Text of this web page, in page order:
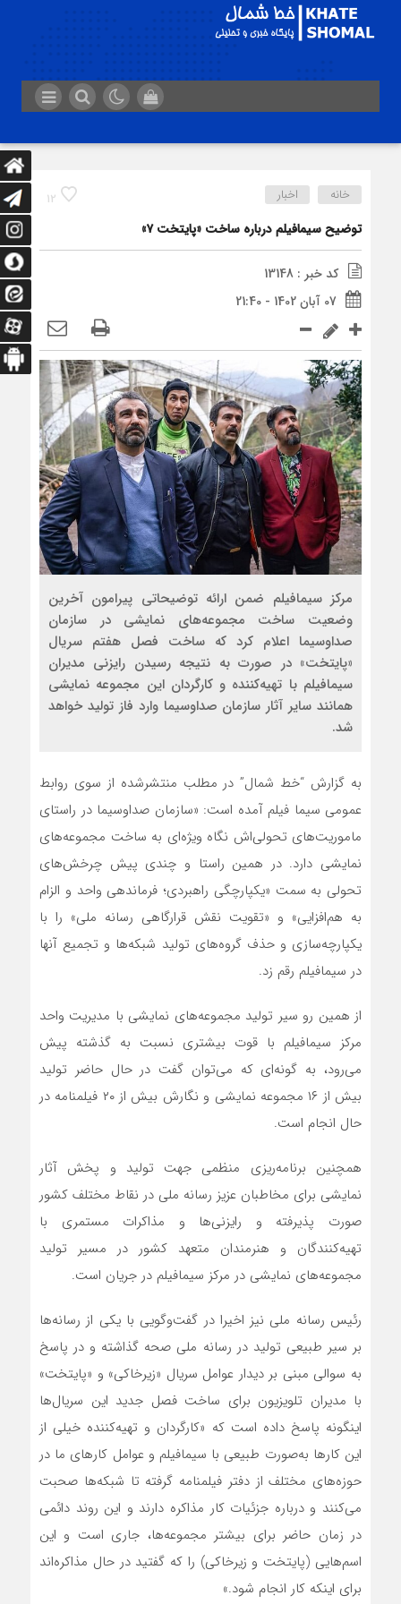
12 خانه اخبار
توضیح سیمافیلم درباره ساخت «پایتخت ٧»
کد خبر : 13148
07 آبان 1402 - 21:40
مرکز سیمافیلم ضمن ارائه توضیحاتی پیرامون آخرین
وضعیت ساخت مجموعه‌های نمایشی در سازمان
صداوسیما اعلام کرد که ساخت فصل هفتم سریال
«پایتخت» در صورت به نتیجه رسیدن رایزنی‌ مدیران
سیمافیلم با تهیه‌کننده و کارگردان این مجموعه نمایشی
همانند سایر آثار سازمان صداوسیما وارد فاز تولید خواهد
شد.
به گزارش “خط شمال” در مطلب منتشرشده از سوی روابط
عمومی سیما فیلم آمده است: «سازمان صداوسیما در راستای
ماموریت‌های تحولی‌اش نگاه ویژه‌ای به ساخت مجموعه‌های
نمایشی دارد. در همین راستا و چندی پیش چرخش‌های
تحولی به سمت «یکپارچگی راهبردی؛ فرماندهی واحد و الزام
به هم‌افزایی» و «تقویت نقش قرارگاهی رسانه ملی» را با
یکپارچه‌سازی و حذف گروه‌های تولید شبکه‌ها و تجمیع آنها
در سیمافیلم رقم زد.
از همین رو سیر تولید مجموعه‌های نمایشی با مدیریت واحد
مرکز سیمافیلم با قوت بیشتری نسبت به گذشته پیش
می‌رود، به گونه‌ای که می‌توان گفت در حال حاضر تولید
بیش از ۱۶ مجموعه نمایشی و نگارش بیش از ۲۰ فیلمنامه در
حال انجام است.
همچنین برنامه‌ریزی‌ منظمی جهت تولید و پخش آثار
نمایشی برای مخاطبان عزیز رسانه ملی در نقاط مختلف کشور
صورت پذیرفته و رایزنی‌ها و مذاکرات مستمری با
تهیه‌کنندگان و هنرمندان متعهد کشور در مسیر تولید
مجموعه‌های نمایشی در مرکز سیمافیلم در جریان است.
رئیس رسانه ملی نیز اخیرا در گفت‌وگویی با یکی از رسانه‌ها
بر سیر طبیعی تولید در رسانه ملی صحه گذاشته و در پاسخ
به سوالی مبنی بر دیدار عوامل سریال «زیرخاکی» و «پایتخت»
با مدیران تلویزیون برای ساخت فصل جدید این سریال‌ها
اینگونه پاسخ داده است که «کارگردان و تهیه‌کننده خیلی از
این کارها به‌صورت طبیعی با سیمافیلم و عوامل کارهای ما در
حوزه‌های مختلف از دفتر فیلمنامه گرفته تا شبکه‌ها صحبت
می‌کنند و درباره جزئیات کار مذاکره دارند و این روند دائمی
در زمان حاضر برای بیشتر مجموعه‌ها، جاری است و این
اسم‌هایی (پایتخت و زیرخاکی) را که گفتید در حال مذاکره‌اند
برای اینکه کار انجام شود.»